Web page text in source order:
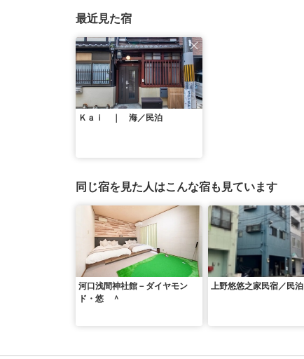
最近見た宿
Ｋａｉ ｜ 海／民泊
同じ宿を見た人はこんな宿も見ています
河口浅間神社館－ダイヤモン
ド・悠 ＾
上野悠悠之家民宿／民泊